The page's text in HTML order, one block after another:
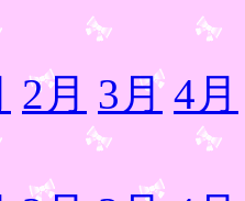
2月 3月 4月